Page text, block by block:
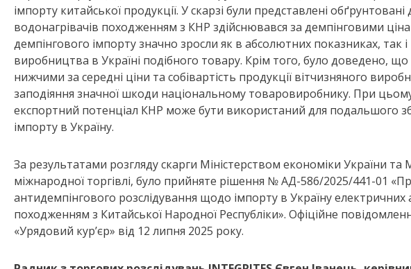
імпорту китайської продукції. У скарзі були представлені
водонагрівачів походженням з КНР здійснювався за демпінговими
демпінгового імпорту значно зросли як в абсолютних показниках, так
виробництва в Україні подібного товару. Крім того, було доведено,
нижчими за середні ціни та собівартість продукції вітчизняного
заподіяння значної шкоди національному товаровиробнику. При
експортний потенціал КНР може бути використаний для подальшого
імпорту в Україну.
За результатами розгляду скарги Міністерством економіки України та
міжнародної торгівлі, було прийняте рішення № АД-586/2025/441-01
антидемпінгового розслідування щодо імпорту в Україну
походженням з Китайської Народної Республіки». Офіційне
«Урядовий кур’єр» від 12 липня 2025 року.